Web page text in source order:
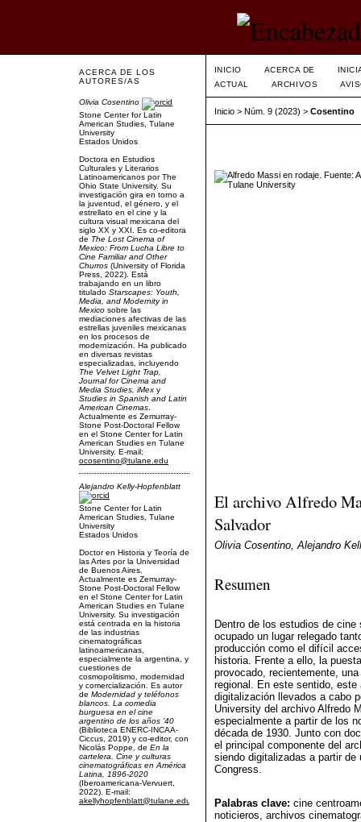
ACERCA DE LOS
AUTORES/AS
Olivia Cosentino
Stone Center for Latin
American Studies, Tulane
University
Estados Unidos
Doctora en Estudios
Culturales y Literarios
Latinoamericanos por The
Ohio State University. Su
investigación gira en torno a
la juventud, el género, y el
estrellato en el cine y la
cultura visual mexicana del
siglo XX y XXI. Es co-editora
de The Lost Cinema of
Mexico: From Lucha Libre to
Cine Familiar and Other
Churros (University of Florida
Press, 2022). Está
trabajando en un libro
titulado Starscapes: Youth,
Media, and Modernity in
Mexico sobre las
mediaciones afectivas de las
estrellas juveniles mexicanas
en los procesos de
modernización. Ha publicado
en diversas revistas
especializadas, incluyendo
The Velvet Light Trap,
Journal for Cinema and
Media Studies, iMex y
Studies in Spanish and Latin
American Cinemas
Actualmente es Zemurray-
Stone Post-Doctoral Fellow
en el Stone Center for Latin
American Studies en Tulane
University. E-mail:
ocosentino@tulane.edu
Alejandro Kelly-Hopfenblatt
Stone Center for Latin
American Studies, Tulane
University
Estados Unidos
Doctor en Historia y Teoría de
las Artes por la Universidad
de Buenos Aires.
Actualmente es Zemurray-
Stone Post-Doctoral Fellow
en el Stone Center for Latin
American Studies en Tulane
University. Su investigación
está centrada en la historia
de las industrias
cinematográficas
latinoamericanas,
especialmente la argentina, y
cuestiones de
cosmopolitismo, modernidad
y comercialización. Es autor
de Modernidad y teléfonos
blancos. La comedia
burguesa en el cine
argentino de los años ’40
(Biblioteca ENERC-INCAA-
Ciccus, 2019) y co-editor, con
Nicolás Poppe, de En la
cartelera. Cine y culturas
cinematográficas en América
Latina, 1896-2020
(Iberoamericana-Vervuert,
2022). E-mail:
akellyhopfenblatt@tulane.edu
INICIO ACERCA DE
ACTUAL
ARCHIVOS
Inicio> Núm. 9 (2023) > Cosentino
El archivo Alfredo
Salvador
Olivia Cosentino, Alejandro
Resumen
Dentro de los estudios de
ocupado un lugar relegado
producción como el difícil
historia. Frente a ello, la
provocado, recientemente,
regional. En este sentido,
digitalización llevados a cabo
University del archivo Alfredo
especialmente a partir de los
década de 1930. Junto con
el principal componente del
siendo digitalizadas a partir
Congress.
Palabras clave: cine
noticieros, archivos